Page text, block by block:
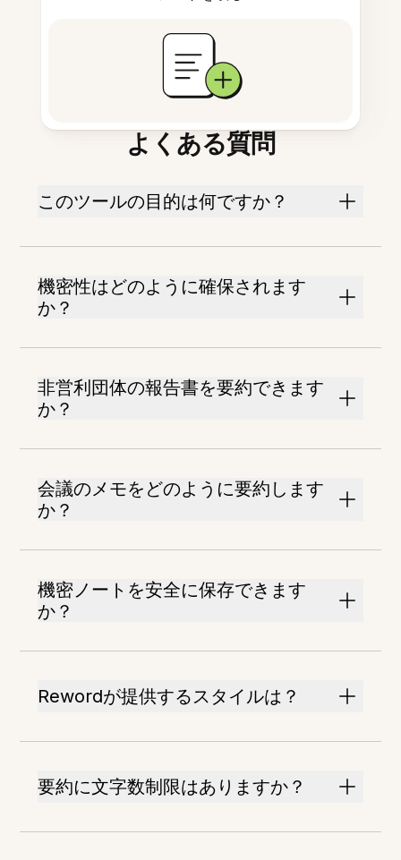
よくある質問
このツールの目的は何ですか？
機密性はどのように確保されます
か？
非営利団体の報告書を要約できます
か？
会議のメモをどのように要約します
か？
機密ノートを安全に保存できます
か？
Rewordが提供するスタイルは？
要約に文字数制限はありますか？